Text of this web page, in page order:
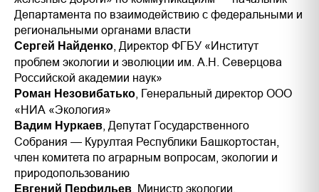
Департамента по взаимодействию с федеральными и
региональными органами власти
Сергей Найденко , Директор ФГБУ «Институт
проблем экологии и эволюции им. А.Н. Северцова
Российской академии наук»
Роман Незовибатько , Генеральный директор ООО
«НИА «Экология»
Вадим Нуркаев , Депутат Государственного
Собрания — Курултая Республики Башкортостан,
член комитета по аграрным вопросам, экологии и
природопользованию
Евгений Перфильев , Министр экологии,